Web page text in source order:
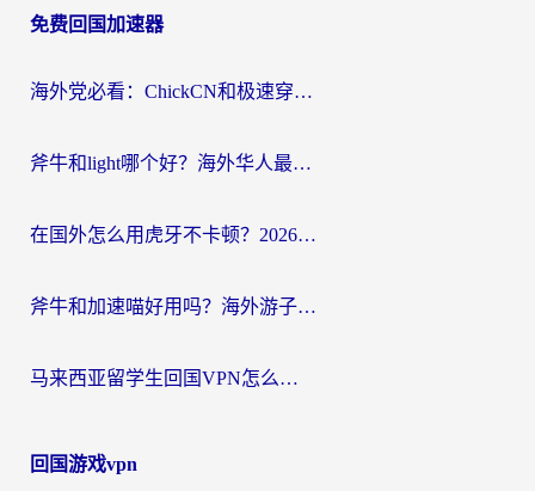
导
免费回国加速器
海外党必看：ChickCN和极速穿梭VPN好用吗？3招教你选对回国加速器无缝刷国内资源
斧牛和light哪个好？海外华人最关心的回国加速器选择难题，一篇讲透
在国外怎么用虎牙不卡顿？2026海外华人亲测有效的回国加速器选择指南
斧牛和加速喵好用吗？海外游子的真实选择困境
马来西亚留学生回国VPN怎么选？3个避坑点+1款实测好用的加速器推荐
回国游戏vpn